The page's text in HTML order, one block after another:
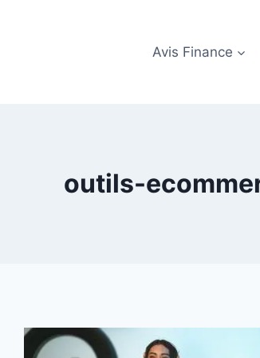
Avis Finance
outils-